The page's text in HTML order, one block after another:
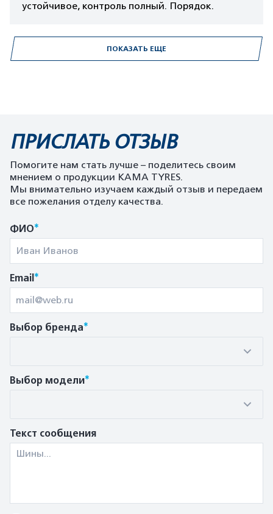
устойчивое, контроль полный. Порядок.
ПОКАЗАТЬ ЕЩЕ
ПРИСЛАТЬ ОТЗЫВ
Помогите нам стать лучше – поделитесь своим
мнением о продукции KAMA TYRES.
Мы внимательно изучаем каждый отзыв и передаем
все пожелания отделу качества.
ФИО*
Email*
Выбор бренда*
Выбор модели*
Текст сообщения